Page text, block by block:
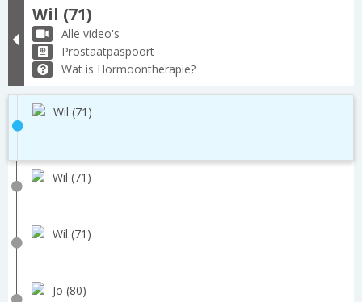
Wil (71)
Alle video's
Prostaatpaspoort
Wat is Hormoontherapie?
Wil (71)
Wil (71)
Wil (71)
Jo (80)